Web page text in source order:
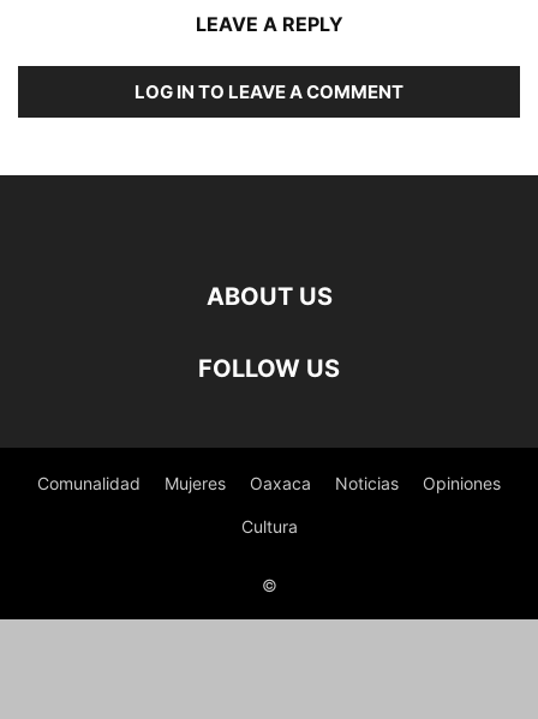
LEAVE A REPLY
LOG IN TO LEAVE A COMMENT
ABOUT US
FOLLOW US
Comunalidad Mujeres Oaxaca Noticias Opiniones
Cultura
©